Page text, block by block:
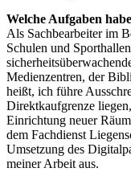
Welche Aufgaben
Als Sachbearbeiter im
Schulen und
Medienzentren, der
heißt, ich führe
Direktkaufgrenze
Einrichtung neuer
dem Fachdienst
Umsetzung des
meiner Arbeit aus.